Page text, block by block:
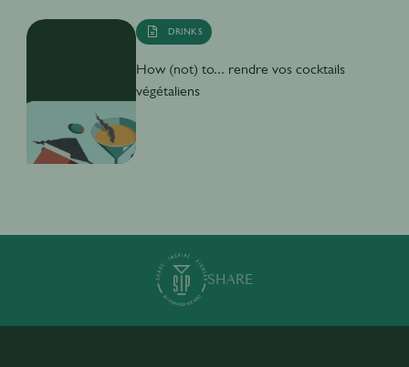
DRINKS
How (not) to... rendre vos cocktails
végétaliens
SHARE